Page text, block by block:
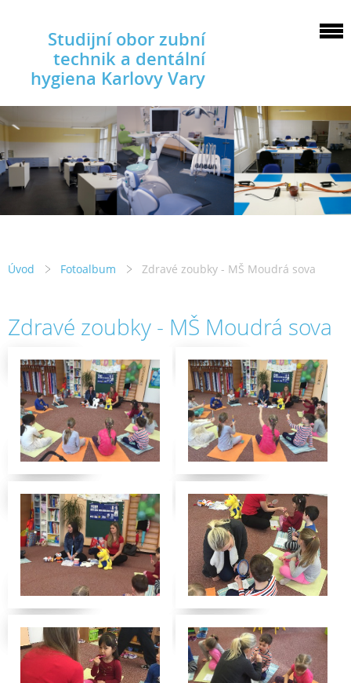
Studijní obor zubní
technik a dentální
hygiena Karlovy Vary
Úvod Fotoalbum Zdravé zoubky - MŠ Moudrá sova
Zdravé zoubky - MŠ Moudrá sova